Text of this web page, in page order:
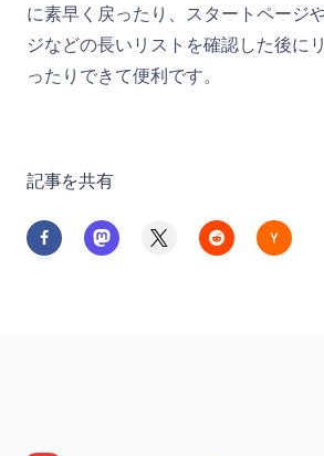
に素早く戻ったり、スタートページ
ジなどの長いリストを確認した後に
ったりできて便利です。
記事を共有